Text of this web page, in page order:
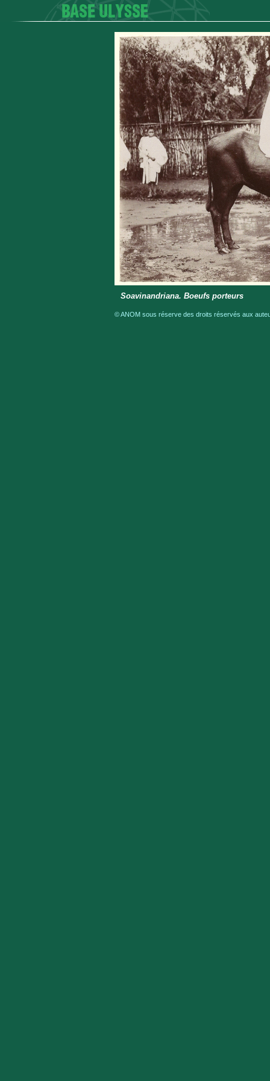
Soavinandriana. Boeufs porteurs
© ANOM sous réserve des droits réservés aux